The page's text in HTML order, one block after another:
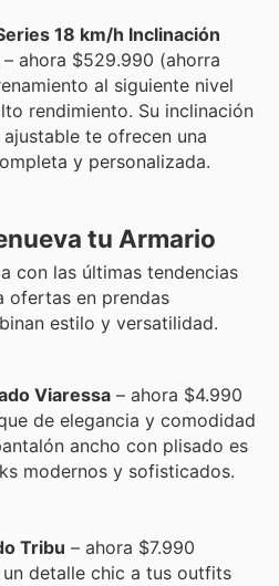
18 km/h Inclinación
– ahora $529.990 (ahorra
al siguiente nivel
rendimiento. Su inclinación
te ofrecen una
y personalizada.
tu Armario
con las últimas tendencias
ofertas en prendas
estilo y versatilidad.
Viaressa – ahora $4.990
de elegancia y comodidad
ancho con plisado es
modernos y sofisticados.
Tribu – ahora $7.990
detalle chic a tus outfits